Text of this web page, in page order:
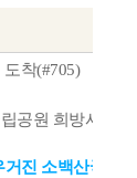
착(#705)
공원 희방사 도착
진 소백산국립